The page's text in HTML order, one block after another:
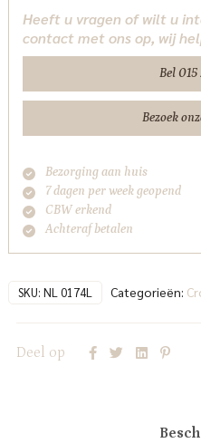
(linksdraaiend)
Tower
aantal
Heeft u vragen of wilt u
contact met ons op, wij
Bel 015
Bezoek
Bezorging aan huis
7 dagen per week geopend
CBW erkend
Achteraf betalen
SKU: NL 0174L Categorieën:
Deel op